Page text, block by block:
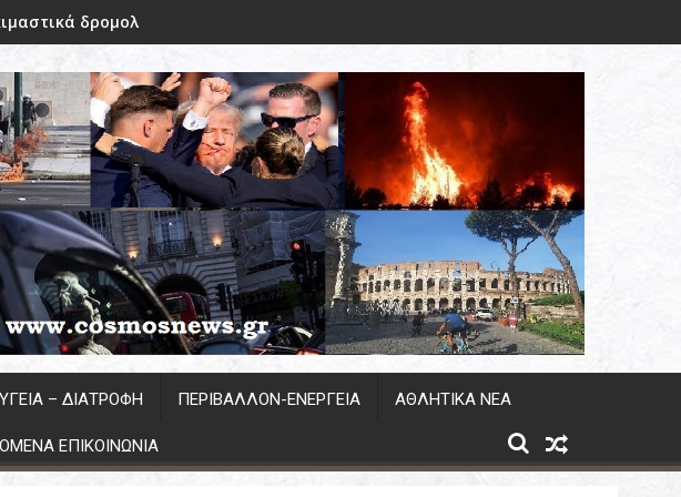
δρομολόγια της επέκτασης του<br>Μετρό Θεσσαλονίκης προς την
ΥΓΕΊΑ – ΔΙΑΤΡΟΦΉ ΠΕΡΙΒΆΛΛΟΝ-ΕΝΕΡΓΕΙΑ ΑΘΛΗΤΙΚΆ ΝΈΑ
ΕΠΙΚΟΙΝΩΝΙΑ